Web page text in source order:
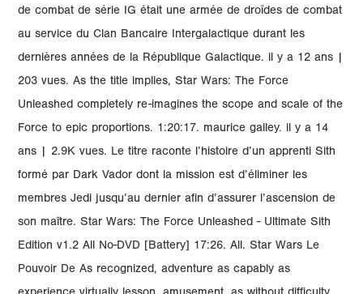
de combat de série IG était une armée de droïdes de combat
au service du Clan Bancaire Intergalactique durant les
dernières années de la République Galactique. il y a 12 ans |
203 vues. As the title implies, Star Wars: The Force
Unleashed completely re-imagines the scope and scale of the
Force to epic proportions. 1:20:17. maurice galley. il y a 14
ans | 2.9K vues. Le titre raconte l’histoire d’un apprenti Sith
formé par Dark Vador dont la mission est d’éliminer les
membres Jedi jusqu’au dernier afin d’assurer l’ascension de
son maître. Star Wars: The Force Unleashed - Ultimate Sith
Edition v1.2 All No-DVD [Battery] 17:26. All. Star Wars Le
Pouvoir De As recognized, adventure as capably as